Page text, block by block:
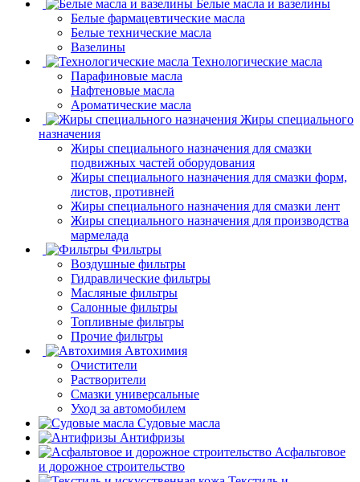
Белые масла и вазелины
Белые фармацевтические масла
Белые технические масла
Вазелины
Технологические масла
Парафиновые масла
Нафтеновые масла
Ароматические масла
Жиры специального
назначения
Жиры специального назначения для смазки
подвижных частей оборудования
Жиры специального назначения для смазки форм,
листов, противней
Жиры специального назначения для смазки лент
Жиры специального назначения для производства
мармелада
Фильтры
Воздушные фильтры
Гидравлические фильтры
Масляные фильтры
Салонные фильтры
Топливные фильтры
Прочие фильтры
Автохимия
Очистители
Растворители
Смазки универсальные
Уход за автомобилем
Судовые масла
Антифризы
Асфальтовое
и дорожное строительство